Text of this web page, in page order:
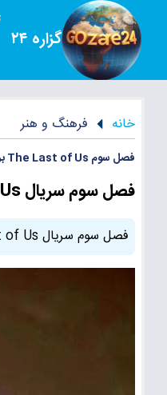
گزاره ۲۴
خانه فرهنگ و هنر
فصل سوم The Last of Us بر شخصیت ابی تمرکز می‌کند
فصل سوم سریال The Last of Us بر تمرکز بر شخصیت ابی و نقش‌آفرینی کیتلین دیور تأکید می‌کند
فصل سوم سریال The Last of Us بر شخصیت ابی با بازی کیتلین دیور تمرکز می‌کند، داستانی پر از غم و انتقام در راه است.